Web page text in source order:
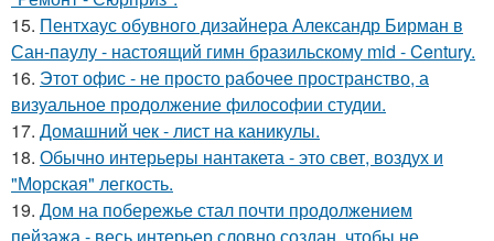
15. Пентхаус обувного дизайнера Александр Бирман в
Сан-паулу - настоящий гимн бразильскому mid - Century.
16. Этот офис - не просто рабочее пространство, а
визуальное продолжение философии студии.
17. Домашний чек - лист на каникулы.
18. Обычно интерьеры нантакета - это свет, воздух и
"Морская" легкость.
19. Дом на побережье стал почти продолжением